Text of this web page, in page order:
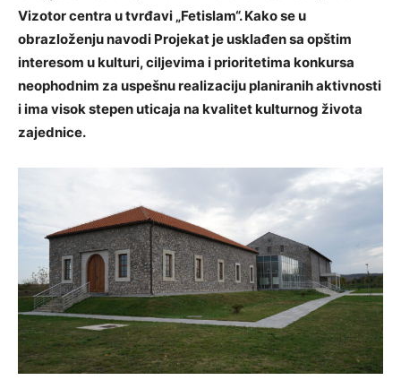
Vizotor centra u tvrđavi „Fetislam“. Kako se u
obrazloženju navodi Projekat je usklađen sa opštim
interesom u kulturi, ciljevima i prioritetima konkursa
neophodnim za uspešnu realizaciju planiranih aktivnosti
i ima visok stepen uticaja na kvalitet kulturnog života
zajednice.